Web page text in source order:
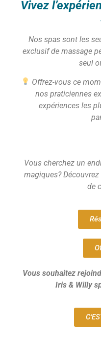
Vivez
Nos spas sont les
exclusif de massage
seul
Offrez-vous ce
nos praticiennes
expériences les
Vous cherchez un
magiques? Découvrez
de
Vous souhaitez
Iris & Willy